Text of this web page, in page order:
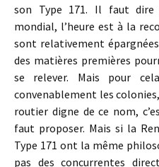
son Type 171. Il faut dire
mondial, l’heure est à la
sont relativement
des matières premières
se relever. Mais pour
convenablement les colonies,
routier digne de ce nom,
faut proposer. Mais si la
Type 171 ont la même
pas des concurrentes